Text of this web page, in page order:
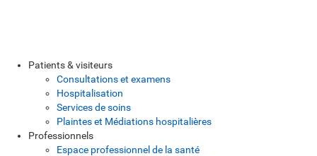
Patients & visiteurs
Consultations et examens
Hospitalisation
Services de soins
Plaintes et Médiations hospitalières
Professionnels
Espace professionnel de la santé